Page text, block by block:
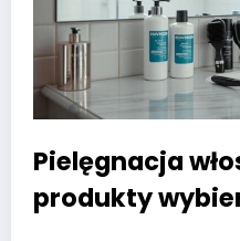
Pielęgnacja
produkty